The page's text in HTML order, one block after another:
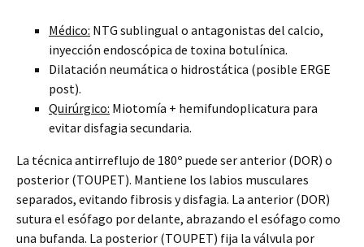
Médico: NTG sublingual o antagonistas del calcio,
inyección endoscópica de toxina botulínica.
Dilatación neumática o hidrostática (posible ERGE
post).
Quirúrgico: Miotomía + hemifundoplicatura para
evitar disfagia secundaria.
La técnica antirreflujo de 180º puede ser anterior (DOR) o
posterior (TOUPET). Mantiene los labios musculares
separados, evitando fibrosis y disfagia. La anterior (DOR)
sutura el esófago por delante, abrazando el esófago como
una bufanda. La posterior (TOUPET) fija la válvula por